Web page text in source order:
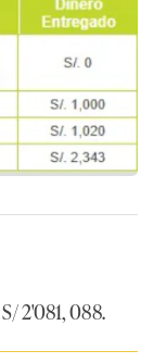
S/ 2'081, 088.